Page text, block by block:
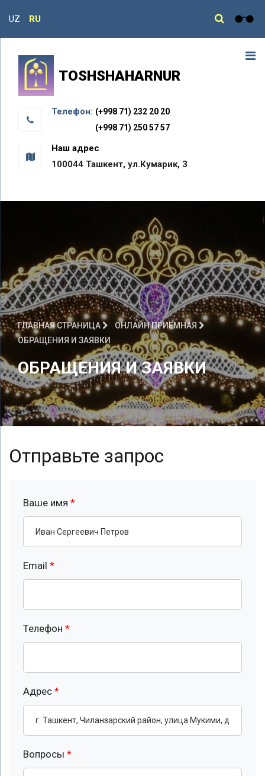
UZ RU
TOSHSHAHARNUR
Телефон: (+998 71) 232 20 20
(+998 71) 250 57 57
Наш адрес
100044 Ташкент, ул.Кумарик, 3
ГЛАВНАЯ СТРАНИЦА
ОНЛАЙН ПРИЕМНАЯ
ОБРАЩЕНИЯ И ЗАЯВКИ
ОБРАЩЕНИЯ И ЗАЯВКИ
Отправьте запрос
Ваше имя *
Email *
Телефон *
Адрес *
Вопросы *